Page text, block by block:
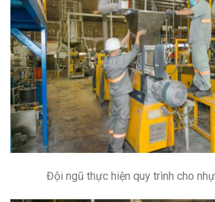
Đội ngũ thực hiện quy trình cho